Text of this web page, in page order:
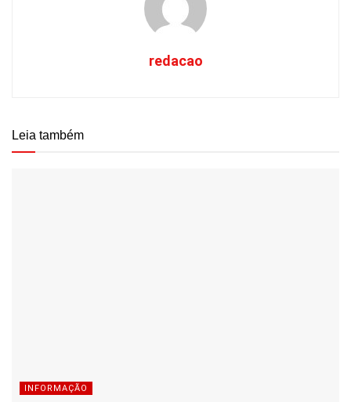
redacao
Leia também
INFORMAÇÃO